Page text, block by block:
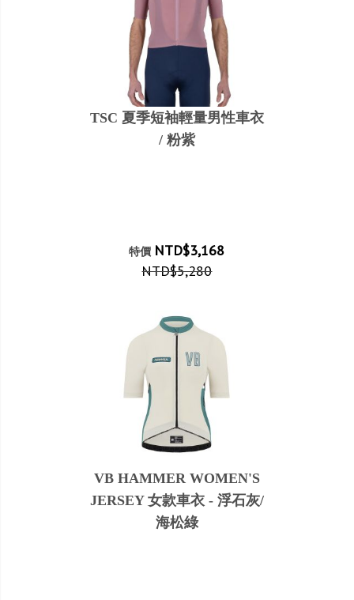
TSC 夏季短袖輕量男性車衣
/ 粉紫
特價 NTD$3,168
NTD$5,280
VB HAMMER WOMEN'S
JERSEY 女款車衣 - 浮石灰/
海松綠